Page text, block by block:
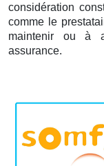
considération
comme le
maintenir ou à
assurance.